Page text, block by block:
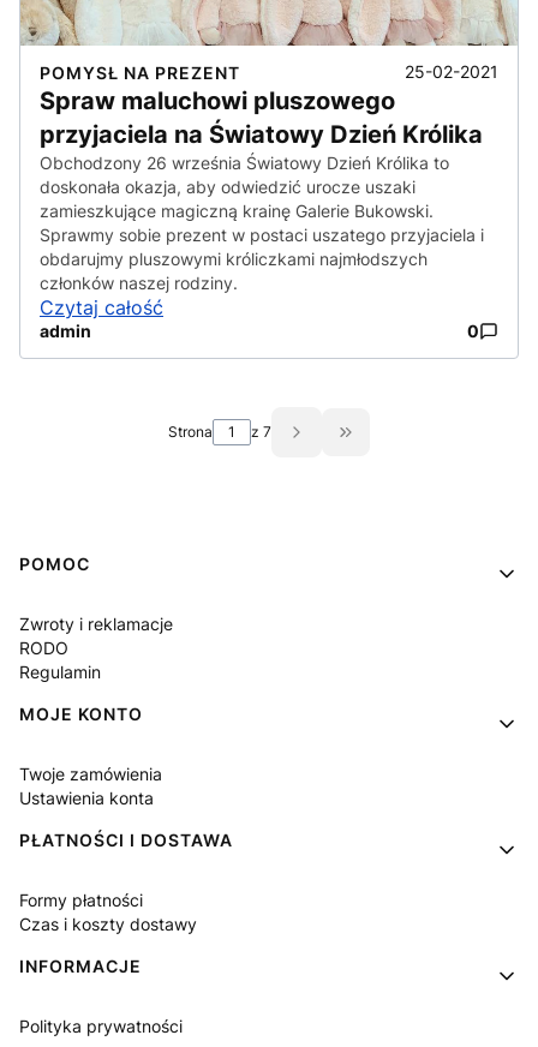
POMYSŁ NA PREZENT 25-02-2021
Spraw maluchowi pluszowego
przyjaciela na Światowy Dzień Królika
Obchodzony 26 września Światowy Dzień Królika to
doskonała okazja, aby odwiedzić urocze uszaki
zamieszkujące magiczną krainę Galerie Bukowski.
Sprawmy sobie prezent w postaci uszatego przyjaciela i
obdarujmy pluszowymi króliczkami najmłodszych
członków naszej rodziny.
Czytaj całość
admin 0
Strona z 7 Przejdź do ostatniej
Linki w stopce
POMOC
Zwroty i reklamacje
RODO
Regulamin
MOJE KONTO
Twoje zamówienia
Ustawienia konta
PŁATNOŚCI I DOSTAWA
Formy płatności
Czas i koszty dostawy
INFORMACJE
Polityka prywatności